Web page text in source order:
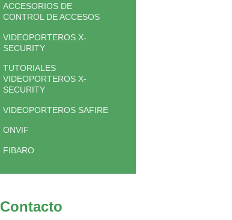
ACCESORIOS DE
CONTROL DE ACCESOS
VIDEOPORTEROS X-
SECURITY
TUTORIALES
VIDEOPORTEROS X-
SECURITY
VIDEOPORTEROS SAFIRE
ONVIF
FIBARO
Contacto